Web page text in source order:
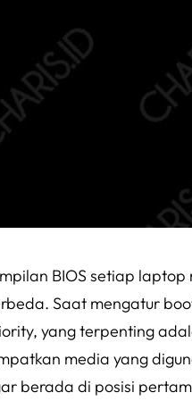
BIOS setiap laptop
Saat mengatur
yang terpenting
media yang
berada di posisi